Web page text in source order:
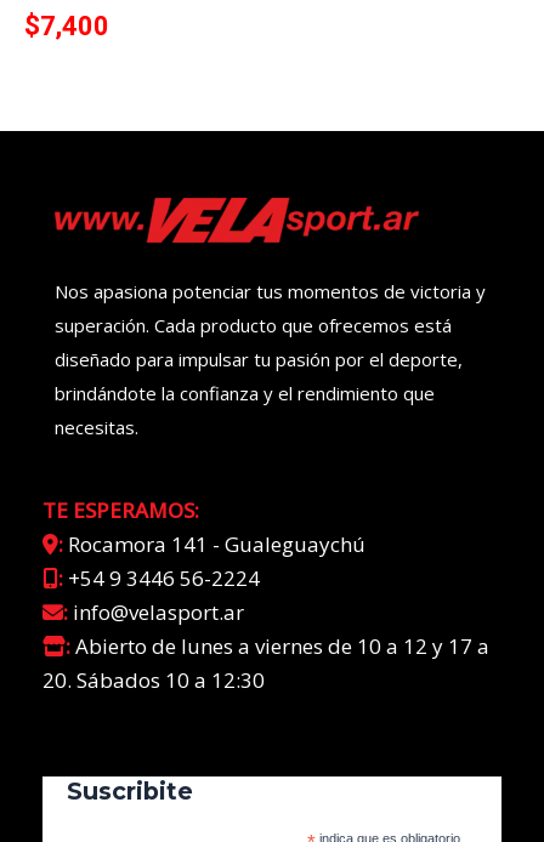
$7,400
Nos apasiona potenciar tus momentos de victoria y
superación. Cada producto que ofrecemos está
diseñado para impulsar tu pasión por el deporte,
brindándote la confianza y el rendimiento que
necesitas.
TE ESPERAMOS:
: Rocamora 141 - Gualeguaychú
: +54 9 3446 56-2224
: info@velasport.ar
:Abierto de lunes a viernes de 10 a 12 y 17 a
20. Sábados 10 a 12:30
Suscribite
indica que es obligatorio